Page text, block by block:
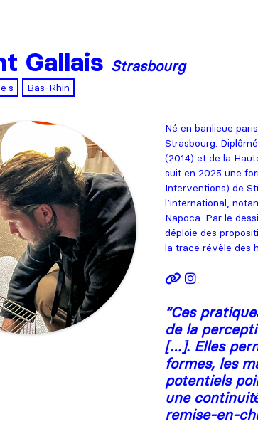
Gallais Strasbourg
Bas-Rhin
Né en banlieue
Strasbourg.
(2014) et de la
suit en 2025 une
Interventions) de
l’international,
Napoca. Par le
déploie des
la trace révèle des
“Ces
de la
[…]. Elles
formes, les
potentiels
une
remise-en-